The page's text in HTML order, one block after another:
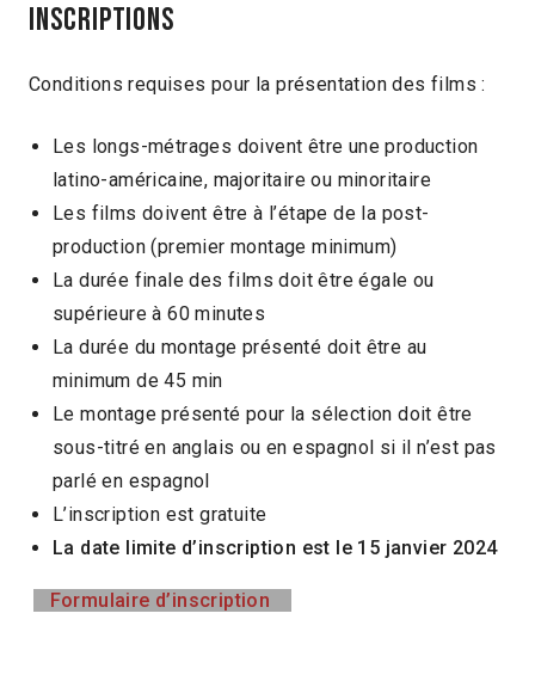
INSCRIPTIONs
Conditions requises pour la présentation des films :
Les longs-métrages doivent être une production
latino-américaine, majoritaire ou minoritaire
Les films doivent être à l’étape de la post-
production (premier montage minimum)
La durée finale des films doit être égale ou
supérieure à 60 minutes
La durée du montage présenté doit être au
minimum de 45 min
Le montage présenté pour la sélection doit être
sous-titré en anglais ou en espagnol si il n’est pas
parlé en espagnol
L’inscription est gratuite
La date limite d’inscription est le 15 janvier 2024
Formulaire d’inscription